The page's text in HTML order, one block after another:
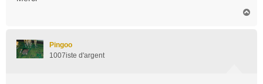
Pingoo
1007iste d'argent